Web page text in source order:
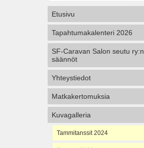
Etusivu
Tapahtumakalenteri 2026
SF-Caravan Salon seutu ry:n
säännöt
Yhteystiedot
Matkakertomuksia
Kuvagalleria
Tammitanssit 2024